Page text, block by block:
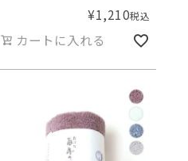
¥1,210税込
カートに入れる